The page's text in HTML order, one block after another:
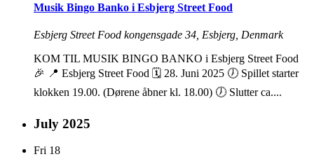
Musik Bingo Banko i Esbjerg Street Food
Esbjerg Street Food kongensgade 34, Esbjerg, Denmark
KOM TIL MUSIK BINGO BANKO i Esbjerg Street Food
🎉 📍 Esbjerg Street Food 🗓️ 28. Juni 2025 🕖 Spillet starter
klokken 19.00. (Dørene åbner kl. 18.00) 🕖 Slutter ca....
July 2025
Fri 18